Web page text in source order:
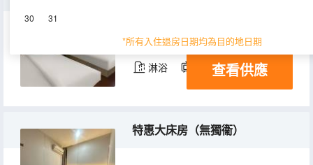
30 31
*所有入住退房日期均為目的地日期
10㎡ 2層 空調
淋浴 電視機
查看供應
特惠大床房（無獨衞）